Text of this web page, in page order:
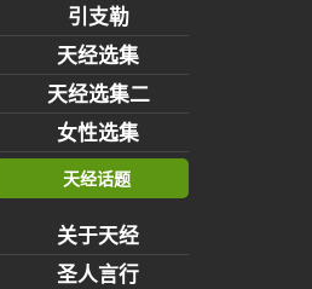
引支勒
天经选集
天经选集二
女性选集
天经话题
关于天经
圣人言行